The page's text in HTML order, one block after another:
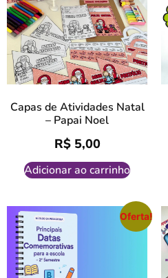
Capas de Atividades Natal
– Papai Noel
R$5,00
Adicionar ao carrinho
Oferta!